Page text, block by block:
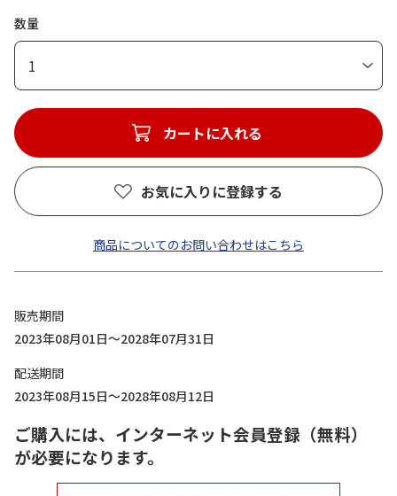
数量
1
カートに入れる
お気に入りに登録する
商品についてのお問い合わせはこちら
販売期間
2023年08月01日～2028年07月31日
配送期間
2023年08月15日～2028年08月12日
ご購入には、インターネット会員登録（無料）
が必要になります。